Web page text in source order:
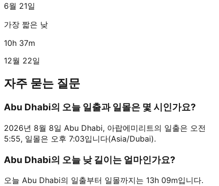
6월 21일
가장 짧은 낮
10h 37m
12월 22일
자주 묻는 질문
Abu Dhabi의 오늘 일출과 일몰은 몇 시인가요?
2026년 8월 8일 Abu Dhabi, 아랍에미리트의 일출은 오전
5:55, 일몰은 오후 7:03입니다(Asia/Dubai).
Abu Dhabi의 오늘 낮 길이는 얼마인가요?
오늘 Abu Dhabi의 일출부터 일몰까지는 13h 09m입니다.